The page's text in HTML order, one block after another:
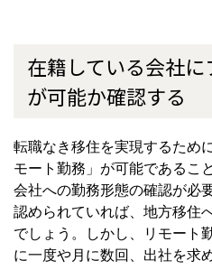
在籍している会社
が可能か確認する
転職なき移住を実現するため
モート勤務」が可能であるこ
会社への勤務形態の確認が必
認められていれば、地方移住
でしょう。しかし、リモート
に一度や月に数回、出社を求